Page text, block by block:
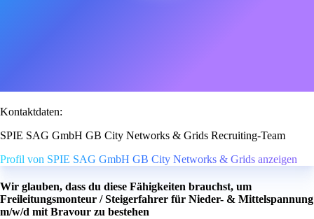
Kontaktdaten:
SPIE SAG GmbH GB City Networks & Grids Recruiting-Team
Profil von SPIE SAG GmbH GB City Networks & Grids anzeigen
Wir glauben, dass du diese Fähigkeiten brauchst, um
Freileitungsmonteur / Steigerfahrer für Nieder- & Mittelspannung
m/w/d mit Bravour zu bestehen